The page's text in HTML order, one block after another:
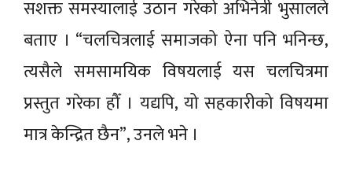
सशक्त समस्यालाई उठान गरेको अभिनेत्री भुसालले
बताए । “चलचित्रलाई समाजको ऐना पनि भनिन्छ,
त्यसैले समसामयिक विषयलाई यस चलचित्रमा
प्रस्तुत गरेका हौँ । यद्यपि, यो सहकारीको विषयमा
मात्र केन्द्रित छैन”, उनले भने ।